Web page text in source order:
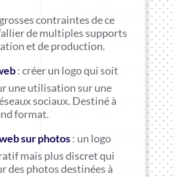
contraintes de ce
de multiples supports
et de production.
: créer un logo qui soit
une utilisation sur une
sociaux. Destiné à
format.
sur photos: un logo
mais plus discret qui
des photos destinées à